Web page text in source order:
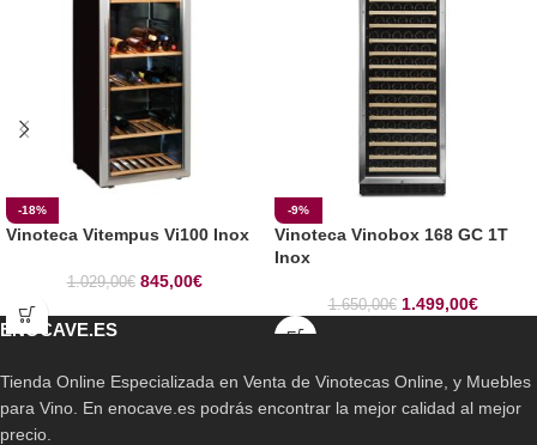
-18%
Vinoteca Vitempus Vi100 Inox
1.029,00€ 845,00€
-9%
Vinoteca Vinobox 168 GC 1T
Inox
1.650,00€ 1.499,00€
ENOCAVE.ES
Tienda Online Especializada en Venta de Vinotecas Online, y Muebles
para Vino. En enocave.es podrás encontrar la mejor calidad al mejor
precio.